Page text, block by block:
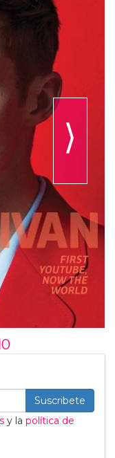
⟩
Suscribete
y la política de